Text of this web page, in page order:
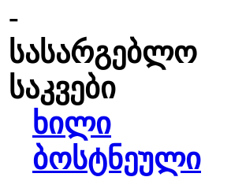
-
სასარგებლო
საკვები
ხილი
ბოსტნეული